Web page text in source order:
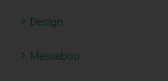
Design
Messebau